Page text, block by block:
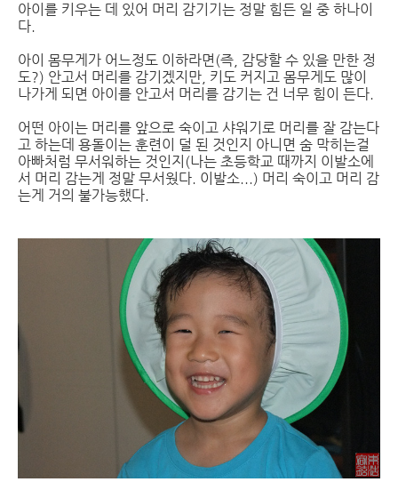
아이를 키우는 데 있어 머리 감기기는 정말 힘든 일 중 하나이
다.
아이 몸무게가 어느정도 이하라면(즉, 감당할 수 있을 만한 정
도?) 안고서 머리를 감기겠지만, 키도 커지고 몸무게도 많이
나가게 되면 아이를 안고서 머리를 감기는 건 너무 힘이 든다.
어떤 아이는 머리를 앞으로 숙이고 샤워기로 머리를 잘 감는다
고 하는데 용돌이는 훈련이 덜 된 것인지 아니면 숨 막히는걸
아빠처럼 무서워하는 것인지(나는 초등학교 때까지 이발소에
서 머리 감는게 정말 무서웠다. 이발소...) 머리 숙이고 머리 감
는게 거의 불가능했다.